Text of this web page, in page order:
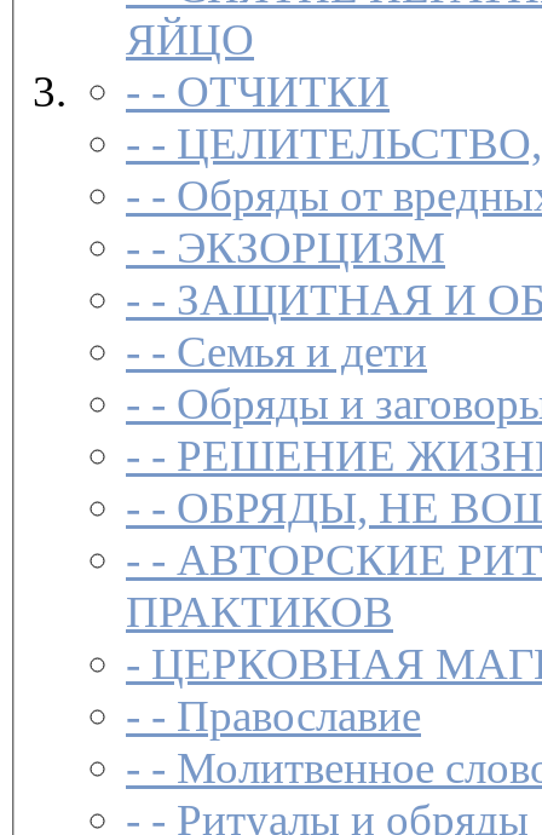
ЯЙЦО
- - ОТЧИТКИ
- -
- - Обряды от
- - ЭКЗОРЦИЗМ
- - ЗАЩИТНАЯ И
- - Семья и дети
- - Обряды и
- - РЕШЕНИЕ
- - ОБРЯДЫ, НЕ
- - АВТОРСКИЕ
ПРАКТИКОВ
- ЦЕРКОВНАЯ
- - Православие
- - Молитвенное
- - Ритуалы и обряды